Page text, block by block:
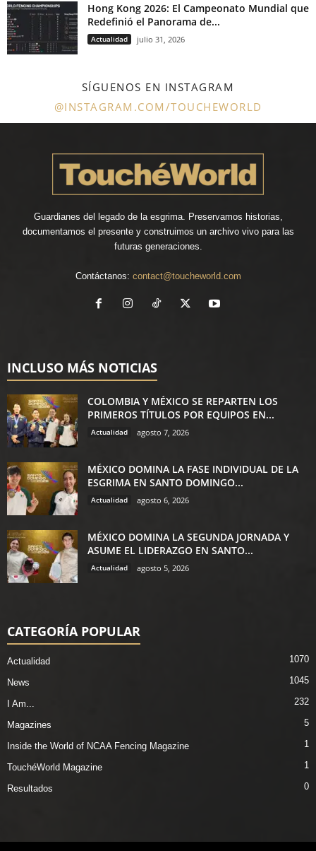
Hong Kong 2026: El Campeonato Mundial que
Redefinió el Panorama de...
Actualidad julio 31, 2026
SÍGUENOS EN INSTAGRAM
@INSTAGRAM.COM/TOUCHEWORLD
Guardianes del legado de la esgrima. Preservamos historias,
documentamos el presente y construimos un archivo vivo para las
futuras generaciones.
Contáctanos: contact@toucheworld.com
INCLUSO MÁS NOTICIAS
COLOMBIA Y MÉXICO SE REPARTEN LOS
PRIMEROS TÍTULOS POR EQUIPOS EN...
Actualidad agosto 7, 2026
MÉXICO DOMINA LA FASE INDIVIDUAL DE LA
ESGRIMA EN SANTO DOMINGO...
Actualidad agosto 6, 2026
MÉXICO DOMINA LA SEGUNDA JORNADA Y
ASUME EL LIDERAZGO EN SANTO...
Actualidad agosto 5, 2026
CATEGORÍA POPULAR
Actualidad 1070
News 1045
I Am... 232
Magazines 5
Inside the World of NCAA Fencing Magazine 1
TouchéWorld Magazine 1
Resultados 0